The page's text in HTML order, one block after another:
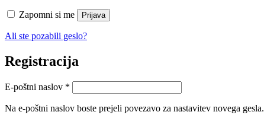
Zapomni si me Prijava
Ali ste pozabili geslo?
Registracija
E-poštni naslov *
Na e-poštni naslov boste prejeli povezavo za nastavitev novega gesla.